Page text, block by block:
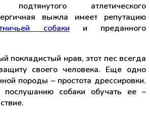
подтянутого атлетического
выжла имеет репутацию
собаки и преданного
покладистый нрав, этот пес всегда
своего человека. Еще одно
породы – простота дрессировки.
собаки обучать ее –